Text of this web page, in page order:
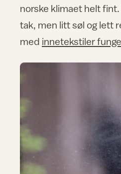
norske klimaet helt
tak, men litt søl og lett
med innetekstiler